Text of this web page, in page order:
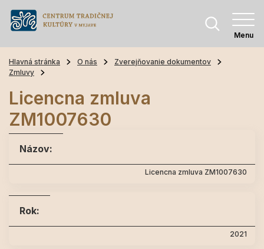
Menu
Hlavná stránka O nás
Zverejňovanie dokumentov
Zmluvy
Licencna zmluva
ZM1007630
Názov:
Licencna zmluva ZM1007630
Rok:
2021